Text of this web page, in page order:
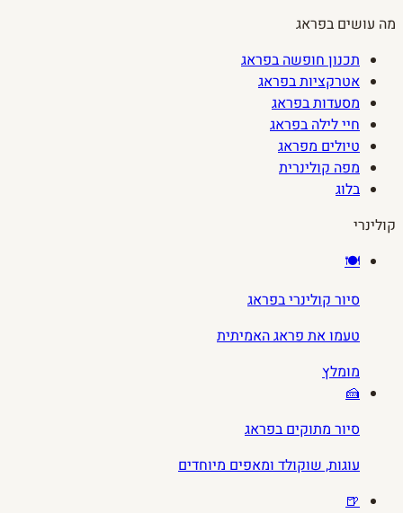
מה עושים בפראג
תכנון חופשה בפראג
אטרקציות בפראג
מסעדות בפראג
חיי לילה בפראג
טיולים מפראג
מפה קולינרית
בלוג
קולינרי
🍽️
סיור קולינרי בפראג
טעמו את פראג האמיתית
מומלץ
🍰
סיור מתוקים בפראג
עוגות, שוקולד ומאפים מיוחדים
🍺